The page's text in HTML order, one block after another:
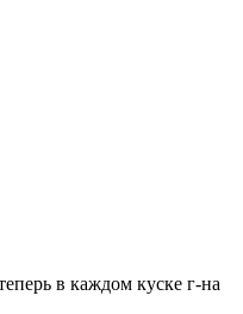
в каждом куске г-на